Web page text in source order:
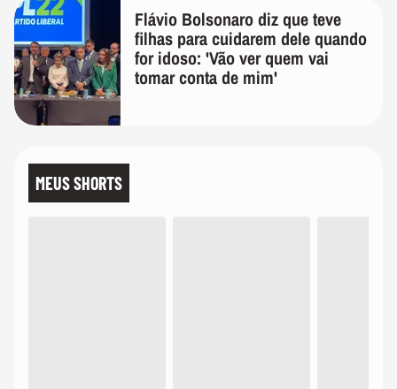
Flávio Bolsonaro diz que teve
filhas para cuidarem dele quando
for idoso: 'Vão ver quem vai
tomar conta de mim'
MEUS SHORTS